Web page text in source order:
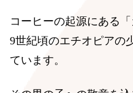
コーヒーの起源にある
9世紀頃のエチオピアの
ています。